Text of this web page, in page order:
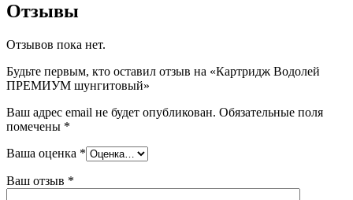
Отзывы
Отзывов пока нет.
Будьте первым, кто оставил отзыв на «Картридж Водолей
ПРЕМИУМ шунгитовый»
Ваш адрес email не будет опубликован. Обязательные поля
помечены *
Ваша оценка *
Ваш отзыв *